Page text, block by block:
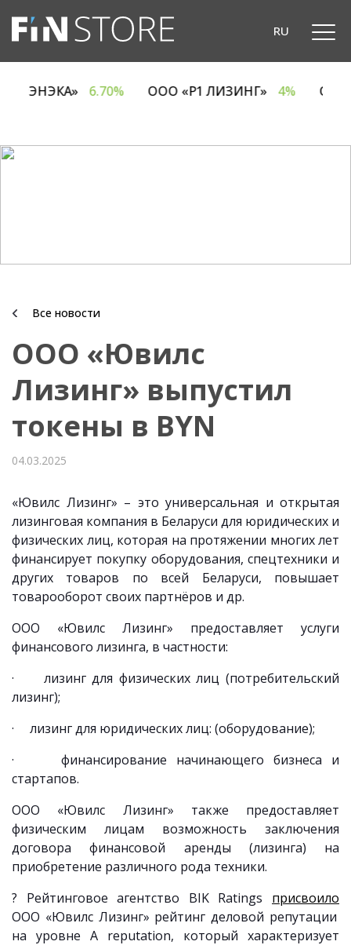
RU
«ЭНЭКА» 6.70% ООО «Р1 ЛИЗИНГ» 4%
Все новости
ООО «Ювилс
Лизинг» выпустил
токены в BYN
04.03.2025
«Ювилс Лизинг» – это универсальная и открытая
лизинговая компания в Беларуси для юридических и
физических лиц, которая на протяжении многих лет
финансирует покупку оборудования, спецтехники и
других товаров по всей Беларуси, повышает
товарооборот своих партнёров и др.
ООО «Ювилс Лизинг» предоставляет услуги
финансового лизинга, в частности:
· лизинг для физических лиц (потребительский
лизинг);
· лизинг для юридических лиц: (оборудование);
· финансирование начинающего бизнеса и
стартапов.
ООО «Ювилс Лизинг» также предоставляет
физическим лицам возможность заключения
договора финансовой аренды (лизинга) на
приобретение различного рода техники.
? Рейтинговое агентство BIK Ratings присвоило
ООО «Ювилс Лизинг» рейтинг деловой репутации
на уровне A reputation, который характеризует